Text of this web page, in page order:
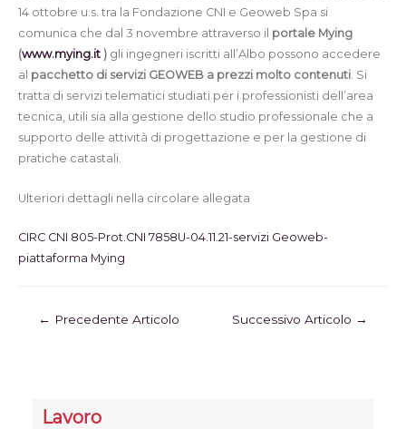
14 ottobre u.s. tra la Fondazione CNI e Geoweb Spa si
comunica che dal 3 novembre attraverso il portale Mying
(www.mying.it ) gli ingegneri iscritti all’Albo possono accedere
al pacchetto di servizi GEOWEB a prezzi molto contenuti. Si
tratta di servizi telematici studiati per i professionisti dell’area
tecnica, utili sia alla gestione dello studio professionale che a
supporto delle attività di progettazione e per la gestione di
pratiche catastali.
Ulteriori dettagli nella circolare allegata
CIRC CNI 805-Prot.CNI 7858U-04.11.21-servizi Geoweb-
piattaforma Mying
← Precedente Articolo Successivo Articolo →
Lavoro